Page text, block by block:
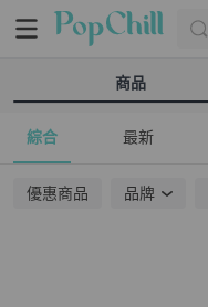
商品
綜合 最新
優惠商品 品牌